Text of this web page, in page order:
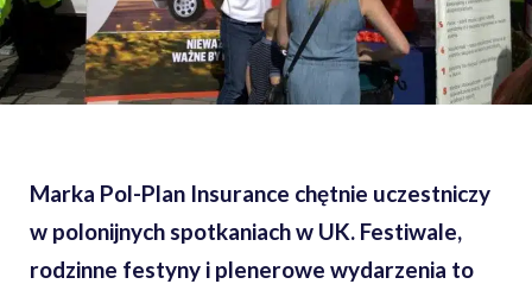
Marka Pol-Plan Insurance chętnie uczestniczy
w polonijnych spotkaniach w UK. Festiwale,
rodzinne festyny i plenerowe wydarzenia to